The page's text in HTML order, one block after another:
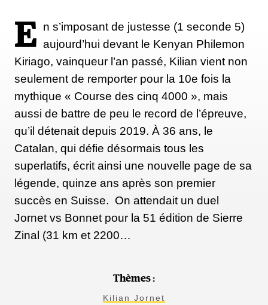
E n s’imposant de justesse (1 seconde 5)
aujourd’hui devant le Kenyan Philemon
Kiriago, vainqueur l’an passé, Kilian vient non
seulement de remporter pour la 10e fois la
mythique « Course des cinq 4000 », mais
aussi de battre de peu le record de l’épreuve,
qu’il détenait depuis 2019. À 36 ans, le
Catalan, qui défie désormais tous les
superlatifs, écrit ainsi une nouvelle page de sa
légende, quinze ans après son premier
succès en Suisse. On attendait un duel
Jornet vs Bonnet pour la 51 édition de Sierre
Zinal (31 km et 2200…
Thèmes :
Kilian Jornet